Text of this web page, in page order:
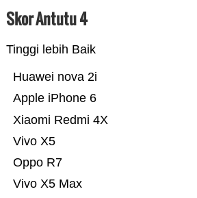
Skor Antutu 4
Tinggi lebih Baik
Vivo X5 Max
Oppo R7
Vivo X5
Xiaomi Redmi 4X
Apple iPhone 6
Huawei nova 2i